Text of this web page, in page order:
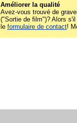
Améliorer la qualité
Avez-vous trouvé de
("Sortie de film")? Alors
le formulaire de contact!